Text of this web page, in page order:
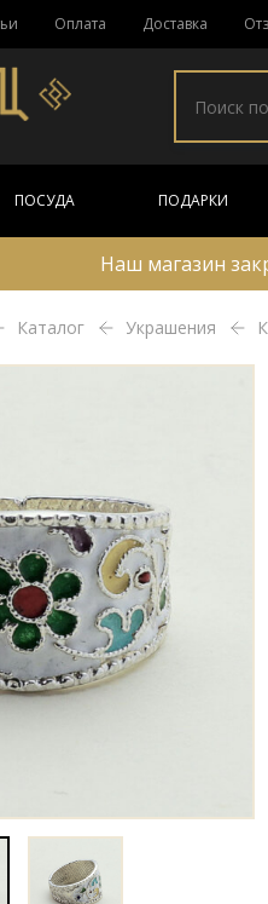
Оплата Доставка
ПОСУДА ПОДАРКИ
Наш магазин
Каталог Украшения